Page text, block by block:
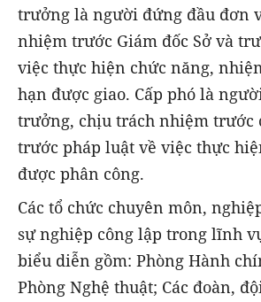
trưởng là người đứng đầu đơn
nhiệm trước Giám đốc Sở và
việc thực hiện chức năng,
hạn được giao. Cấp phó là
trưởng, chịu trách nhiệm trước
trước pháp luật về việc thực
được phân công.
Các tổ chức chuyên môn,
sự nghiệp công lập trong lĩnh
biểu diễn gồm: Phòng Hành
Phòng Nghệ thuật; Các đoàn,